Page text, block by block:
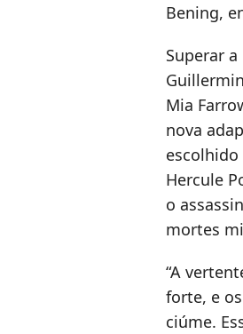
Bening,
Superar
Mia
nova
Hercule
o
mortes
“A
forte, e
ciúme.